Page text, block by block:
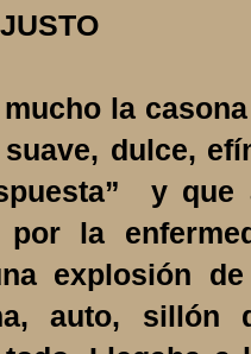
la casona
dulce,
y
por la
explosión
auto,